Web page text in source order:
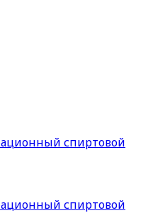
спиртовой
спиртовой